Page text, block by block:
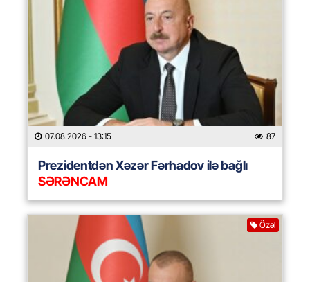
07.08.2026 - 13:15 87
Prezidentdən Xəzər Fərhadov ilə bağlı
SƏRƏNCAM
Özəl